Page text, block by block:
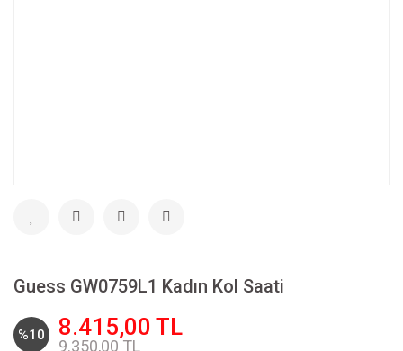
Guess GW0759L1 Kadın Kol Saati
%10 8.415,00 TL
9.350,00 TL